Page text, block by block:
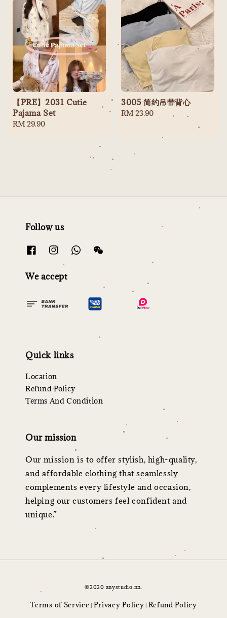
【PRE】2031 Cutie
Pajama Set
Regular
RM 29.90
3005 简约吊带背心
Regular
RM 23.90
Follow us
We accept
Quick links
Location
Refund Policy
Terms And Condition
Our mission
Our mission is to offer stylish, high-quality,
and affordable clothing that seamlessly
complements every lifestyle and occasion,
helping our customers feel confident and
unique.”
©2020 anystudio.nn.
Terms of Service Privacy Policy Refund Policy